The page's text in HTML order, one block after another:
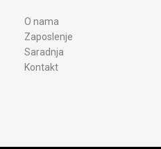
O nama
Zaposlenje
Saradnja
Kontakt